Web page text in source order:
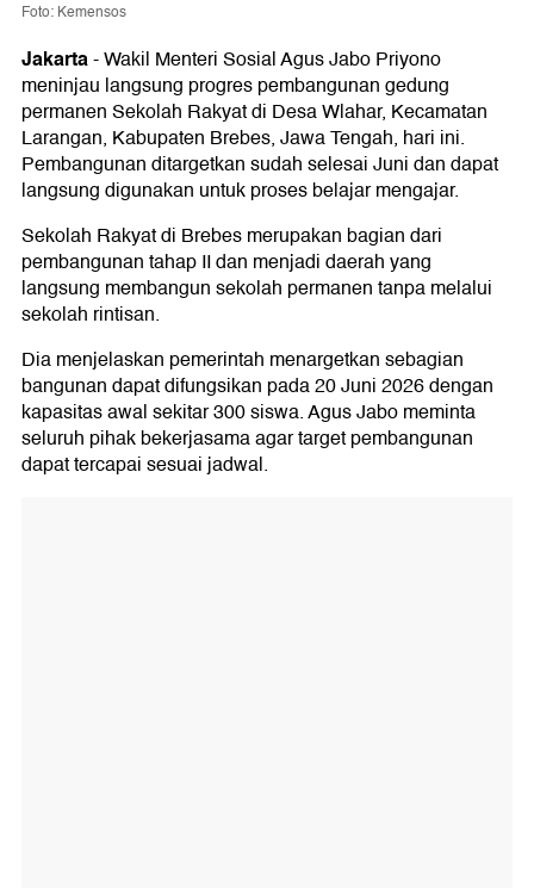
Foto: Kemensos
Jakarta-Wakil Menteri Sosial Agus Jabo Priyono
meninjau langsung progres pembangunan gedung
permanen Sekolah Rakyat di Desa Wlahar, Kecamatan
Larangan, Kabupaten Brebes, Jawa Tengah, hari ini.
Pembangunan ditargetkan sudah selesai Juni dan dapat
langsung digunakan untuk proses belajar mengajar.
Sekolah Rakyat di Brebes merupakan bagian dari
pembangunan tahap II dan menjadi daerah yang
langsung membangun sekolah permanen tanpa melalui
sekolah rintisan.
Dia menjelaskan pemerintah menargetkan sebagian
bangunan dapat difungsikan pada 20 Juni 2026 dengan
kapasitas awal sekitar 300 siswa. Agus Jabo meminta
seluruh pihak bekerjasama agar target pembangunan
dapat tercapai sesuai jadwal.